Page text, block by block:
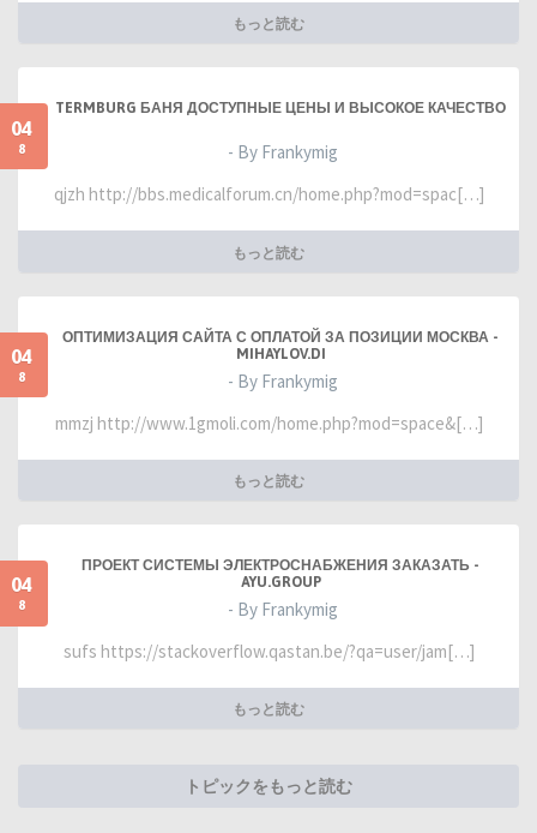
もっと読む
04
8
TERMBURG БАНЯ ДОСТУПНЫЕ ЦЕНЫ И ВЫСОКОЕ КАЧЕСТВО
- By Frankymig
qjzh http://bbs.medicalforum.cn/home.php?mod=spac[…]
もっと読む
04
8
ОПТИМИЗАЦИЯ САЙТА С ОПЛАТОЙ ЗА ПОЗИЦИИ МОСКВА -
MIHAYLOV.DI
- By Frankymig
mmzj http://www.1gmoli.com/home.php?mod=space&[…]
もっと読む
04
8
ПРОЕКТ СИСТЕМЫ ЭЛЕКТРОСНАБЖЕНИЯ ЗАКАЗАТЬ -
AYU.GROUP
- By Frankymig
sufs https://stackoverflow.qastan.be/?qa=user/jam[…]
もっと読む
トピックをもっと読む